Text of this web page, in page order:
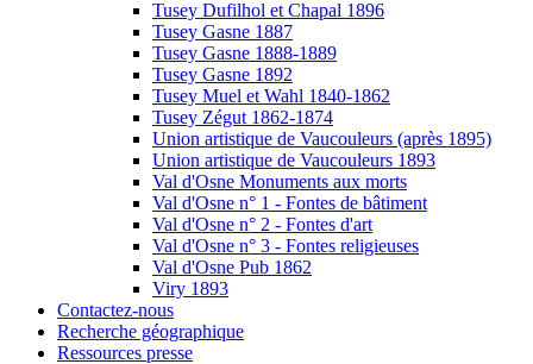
Tusey Dufilhol et Chapal 1896
Tusey Gasne 1887
Tusey Gasne 1888-1889
Tusey Gasne 1892
Tusey Muel et Wahl 1840-1862
Tusey Zégut 1862-1874
Union artistique de Vaucouleurs (après 1895)
Union artistique de Vaucouleurs 1893
Val d'Osne Monuments aux morts
Val d'Osne n° 1 - Fontes de bâtiment
Val d'Osne n° 2 - Fontes d'art
Val d'Osne n° 3 - Fontes religieuses
Val d'Osne Pub 1862
Viry 1893
Contactez-nous
Recherche géographique
Ressources presse